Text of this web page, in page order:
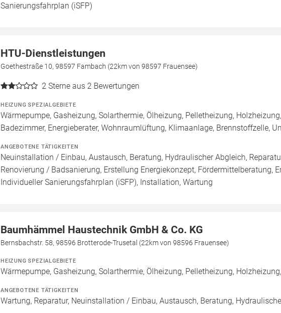
Sanierungsfahrplan (iSFP)
HTU-Dienstleistungen
Goethestraße 10, 98597 Fambach (22km von 98597 Frauensee)
2 Sterne aus 2 Bewertungen
HEIZUNG SPEZIALGEBIETE
Wärmepumpe, Gasheizung, Solarthermie, Ölheizung, Pelletheizung,
Badezimmer, Energieberater, Wohnraumlüftung, Klimaanlage, Brennstoffzelle,
ANGEBOTENE TÄTIGKEITEN
Neuinstallation / Einbau, Austausch, Beratung, Hydraulischer Abgleich,
Renovierung / Badsanierung, Erstellung Energiekonzept, Fördermittelberatung,
Individueller Sanierungsfahrplan (iSFP), Installation, Wartung
Baumhämmel Haustechnik GmbH & Co. KG
Bernsbachstr. 58, 98596 Brotterode-Trusetal (22km von 98596 Frauensee)
HEIZUNG SPEZIALGEBIETE
Wärmepumpe, Gasheizung, Solarthermie, Ölheizung, Pelletheizung,
ANGEBOTENE TÄTIGKEITEN
Wartung, Reparatur, Neuinstallation / Einbau, Austausch, Beratung,